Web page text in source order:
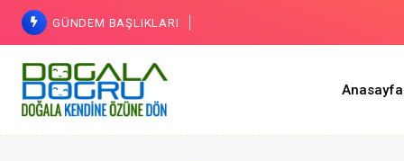
GÜNDEM BAŞLIKLARI
Anasayfa